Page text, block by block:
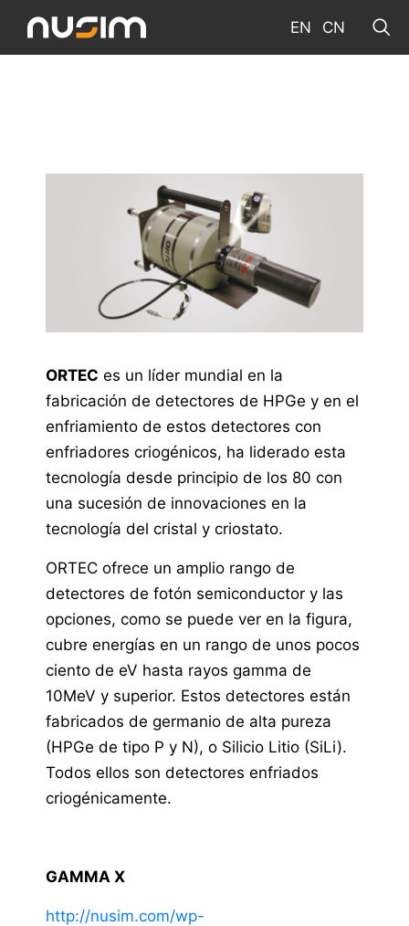
EN CN
ORTEC es un líder mundial en la
fabricación de detectores de HPGe y en el
enfriamiento de estos detectores con
enfriadores criogénicos, ha liderado esta
tecnología desde principio de los 80 con
una sucesión de innovaciones en la
tecnología del cristal y criostato.
ORTEC ofrece un amplio rango de
detectores de fotón semiconductor y las
opciones, como se puede ver en la figura,
cubre energías en un rango de unos pocos
ciento de eV hasta rayos gamma de
10MeV y superior. Estos detectores están
fabricados de germanio de alta pureza
(HPGe de tipo P y N), o Silicio Litio (SiLi).
Todos ellos son detectores enfriados
criogénicamente.
GAMMA X
http://nusim.com/wp-